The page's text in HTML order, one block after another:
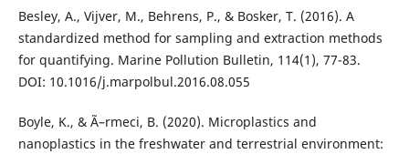
Besley, A., Vijver, M., Behrens, P., & Bosker, T. (2016). A
standardized method for sampling and extraction methods
for quantifying. Marine Pollution Bulletin, 114(1), 77-83.
DOI: 10.1016/j.marpolbul.2016.08.055
Boyle, K., & Ã–rmeci, B. (2020). Microplastics and
nanoplastics in the freshwater and terrestrial environment: